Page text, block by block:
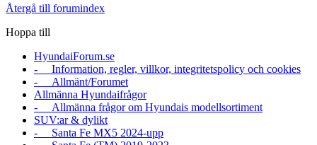
Återgå till forumindex
Hoppa till
HyundaiForum.se
- Information, regler, villkor, integritetspolicy och cookies
- Allmänt/Forumet
Allmänna Hyundaifrågor
- Allmänna frågor om Hyundais modellsortiment
SUV:ar & dylikt
- Santa Fe MX5 2024-upp